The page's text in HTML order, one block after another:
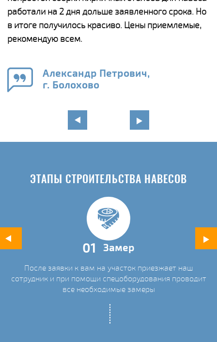
работали на 2 дня дольше заявленного срока. Но
в итоге получилось красиво. Цены приемлемые,
рекомендую всем.
Александр Петрович,
г. Болохово
ЭТАПЫ СТРОИТЕЛЬСТВА НАВЕСОВ
01 Замер
После заявки к вам на участок приезжает наш
сотрудник и при помощи спецоборудования проводит
все необходимые замеры